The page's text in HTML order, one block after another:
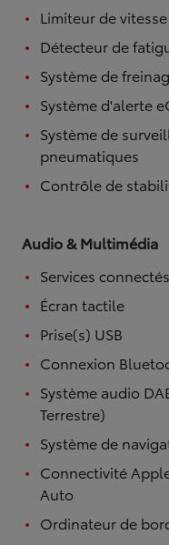
Limiteur de vitesse
Détecteur de
Système de
Système d'alerte
Système de
pneumatiques
Contrôle de
Audio & Multimédia
Services connectés
Écran tactile
Prise(s) USB
Connexion
Système audio
Terrestre)
Système de
Connectivité
Auto
Ordinateur de